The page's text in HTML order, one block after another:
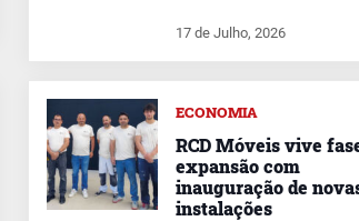
17 de Julho, 2026
ECONOMIA
RCD Móveis vive
expansão com
inauguração de
instalações